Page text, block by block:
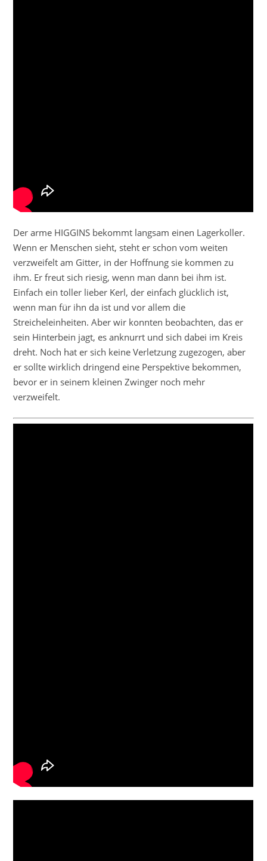
Der arme HIGGINS bekommt langsam einen Lagerkoller.
Wenn er Menschen sieht, steht er schon vom weiten
verzweifelt am Gitter, in der Hoffnung sie kommen zu
ihm. Er freut sich riesig, wenn man dann bei ihm ist.
Einfach ein toller lieber Kerl, der einfach glücklich ist,
wenn man für ihn da ist und vor allem die
Streicheleinheiten. Aber wir konnten beobachten, das er
sein Hinterbein jagt, es anknurrt und sich dabei im Kreis
dreht. Noch hat er sich keine Verletzung zugezogen, aber
er sollte wirklich dringend eine Perspektive bekommen,
bevor er in seinem kleinen Zwinger noch mehr
verzweifelt.